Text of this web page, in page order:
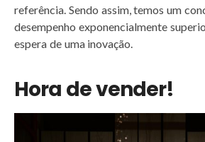
referência. Sendo assim, temos um
desempenho exponencialmente
espera de uma inovação.
Hora de vender!